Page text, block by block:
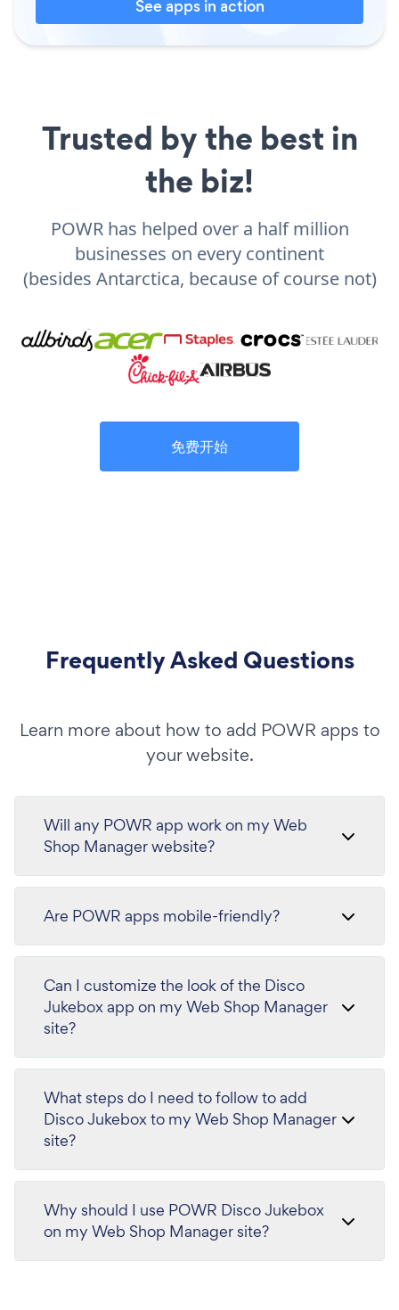
See apps in action
Trusted by the best in
the biz!
POWR has helped over a half million
businesses on every continent
(besides Antarctica, because of course not)
免费开始
Frequently Asked Questions
Learn more about how to add POWR apps to
your website.
Will any POWR app work on my Web
Shop Manager website?
Are POWR apps mobile-friendly?
Can I customize the look of the Disco
Jukebox app on my Web Shop Manager
site?
What steps do I need to follow to add
Disco Jukebox to my Web Shop Manager
site?
Why should I use POWR Disco Jukebox
on my Web Shop Manager site?